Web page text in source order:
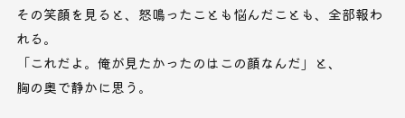
その笑顔を見ると、怒鳴ったことも悩んだことも、全部報わ
れる。
「これだよ。俺が見たかったのはこの顔なんだ」と、
胸の奥で静かに思う。